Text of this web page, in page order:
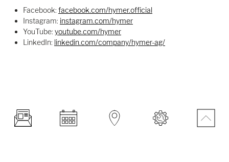
Facebook: facebook.com/hymer.official
Instagram: instagram.com/hymer
YouTube: youtube.com/hymer
LinkedIn: linkedin.com/company/hymer-ag/